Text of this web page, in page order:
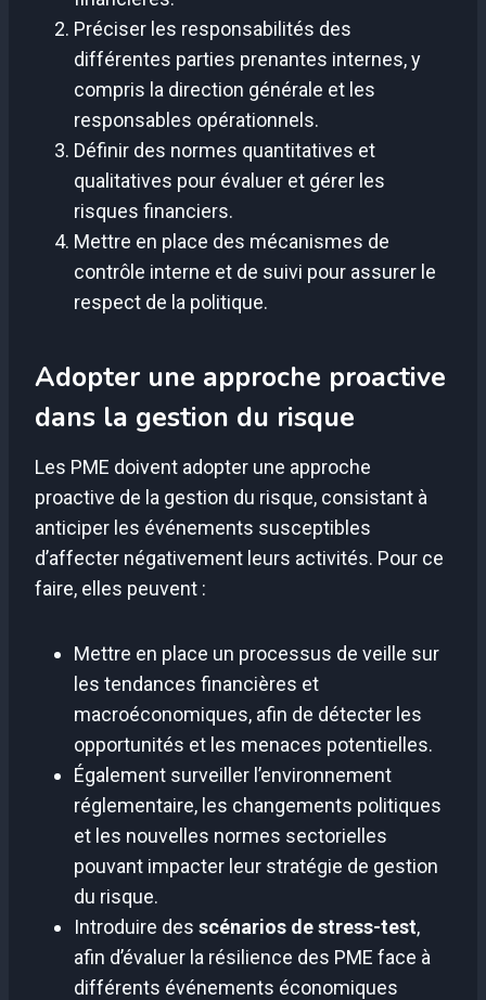
Préciser les responsabilités des
différentes parties prenantes internes, y
compris la direction générale et les
responsables opérationnels.
Définir des normes quantitatives et
qualitatives pour évaluer et gérer les
risques financiers.
Mettre en place des mécanismes de
contrôle interne et de suivi pour assurer le
respect de la politique.
Adopter une approche proactive
dans la gestion du risque
Les PME doivent adopter une approche
proactive de la gestion du risque, consistant à
anticiper les événements susceptibles
d’affecter négativement leurs activités. Pour ce
faire, elles peuvent :
Mettre en place un processus de veille sur
les tendances financières et
macroéconomiques, afin de détecter les
opportunités et les menaces potentielles.
Également surveiller l’environnement
réglementaire, les changements politiques
et les nouvelles normes sectorielles
pouvant impacter leur stratégie de gestion
du risque.
Introduire des scénarios de stress-test,
afin d’évaluer la résilience des PME face à
différents événements économiques